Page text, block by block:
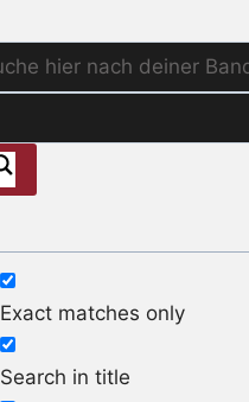
Exact matches only
Search in title